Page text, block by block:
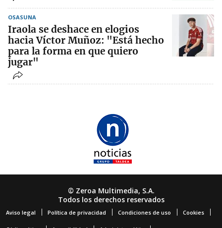
OSASUNA
Iraola se deshace en elogios
hacia Víctor Muñoz: "Está hecho
para la forma en que quiero
jugar"
© Zeroa Multimedia, S.A.
Todos los derechos reservados
Aviso legal Política de privacidad Condiciones de uso Cookies